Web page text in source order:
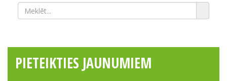
PIETEIKTIES JAUNUMIEM